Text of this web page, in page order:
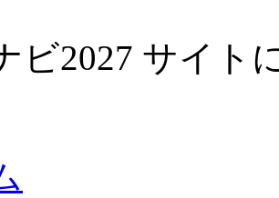
ビ2027 サイト